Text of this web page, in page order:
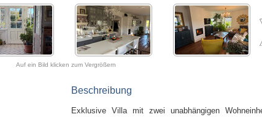
Auf ein Bild klicken zum Vergrößern
Beschreibung
Exklusive Villa mit zwei unabhängigen